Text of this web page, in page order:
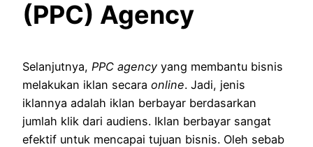
(PPC) Agency
Selanjutnya, PPC agency yang membantu bisnis
melakukan iklan secara online. Jadi, jenis
iklannya adalah iklan berbayar berdasarkan
jumlah klik dari audiens. Iklan berbayar sangat
efektif untuk mencapai tujuan bisnis. Oleh sebab